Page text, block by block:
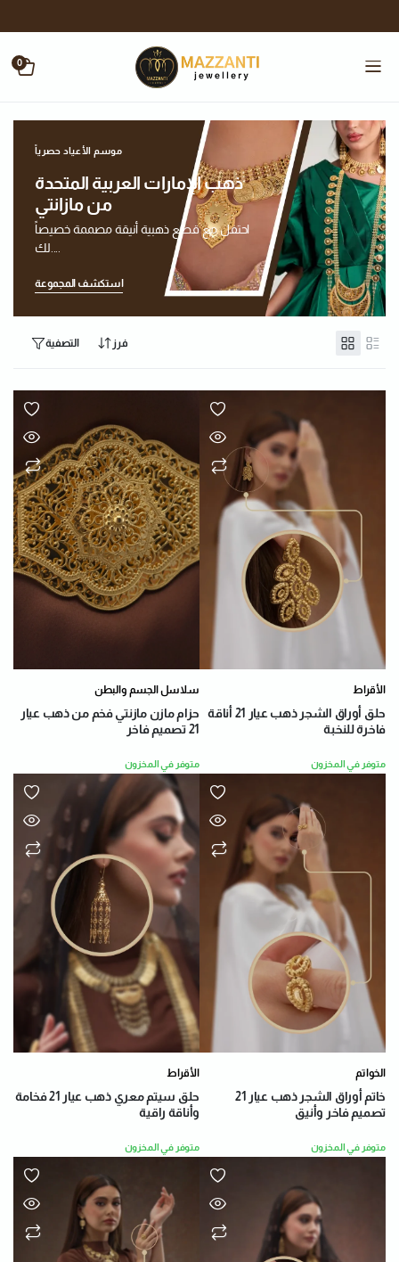
0
موسم الأعياد حصرياً
ذهب الإمارات العربية المتحدة
من مازانتي
احتفل مع قطع ذهبية أنيقة مصممة خصيصاً
استكشف المجموعة
التصفية فرز
سلاسل الجسم والبطن
حزام مازن مازنتي فخم من ذهب عيار
21 تصميم فاخر
متوفر في المخزون
الأقراط
حلق أوراق الشجر ذهب عيار 21 أناقة
فاخرة للنخبة
متوفر في المخزون
الأقراط
حلق سيتم معري ذهب عيار 21 فخامة
وأناقة راقية
متوفر في المخزون
الخواتم
خاتم أوراق الشجر ذهب عيار 21
تصميم فاخر وأنيق
متوفر في المخزون